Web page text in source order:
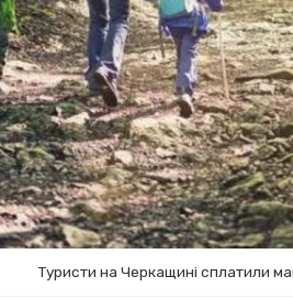
Туристи на Черкащині сплатили